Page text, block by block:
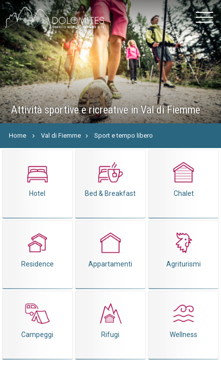
Attività sportive e ricreative in Val di Fiemme
Home Val di Fiemme Sport e tempo libero
Hotel Bed & Breakfast Chalet
Residence Appartamenti Agriturismi
Campeggi Rifugi Wellness